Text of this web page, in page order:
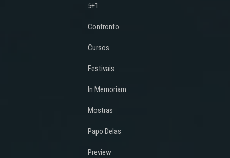
5+1
Confronto
Cursos
Festivais
In Memoriam
Mostras
Papo Delas
Preview